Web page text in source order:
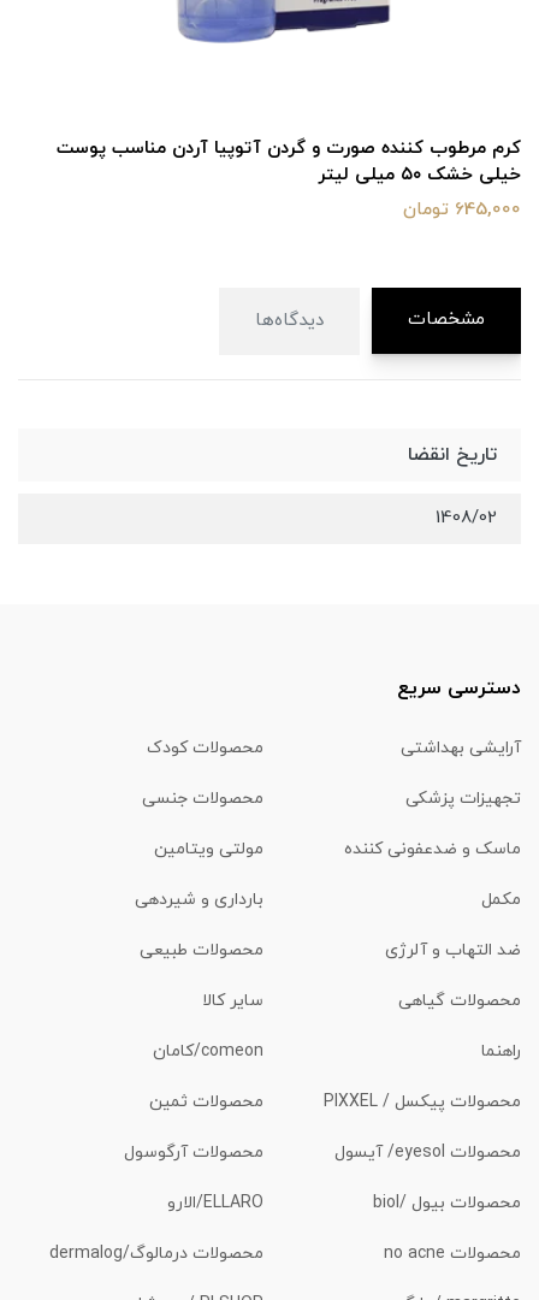
کرم مرطوب کننده صورت و گردن آتوپیا آردن مناسب پوست
خیلی خشک ۵۰ میلی لیتر
645,000 تومان
مشخصات دیدگاه‌ها
تاریخ انقضا
1408/02
دسترسی سریع
آرایشی بهداشتی محصولات کودک
تجهیزات پزشکی محصولات جنسی
ماسک و ضدعفونی کننده مولتی ویتامین
مکمل بارداری و شیردهی
ضد التهاب و آلرژی محصولات طبیعی
محصولات گیاهی سایر کالا
راهنما comeon/کامان
محصولات پیکسل / PIXXEL محصولات ثمین
محصولات eyesol/ آیسول محصولات آرگوسول
محصولات بیول /biol ELLARO/الارو
محصولات no acne محصولات درمالوگ/dermalog